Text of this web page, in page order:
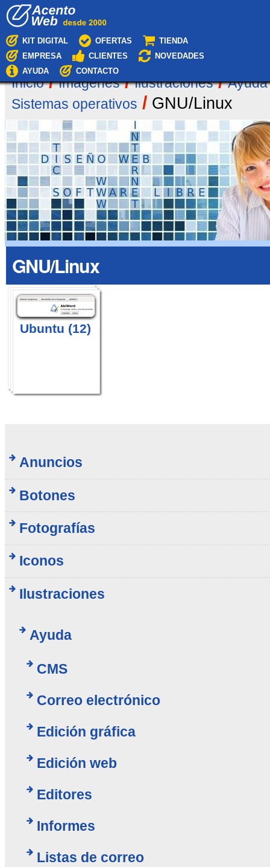
KIT DIGITAL OFERTAS
TIENDA
EMPRESA
CLIENTES
NOVEDADES
AYUDA
CONTACTO
Inicio /Imágenes /Ilustraciones /Ayuda
Sistemas operativos / GNU/Linux
GNU/Linux
Ubuntu (12)
Anuncios
Botones
Fotografías
Iconos
Ilustraciones
Ayuda
CMS
Correo electrónico
Edición gráfica
Edición web
Editores
Informes
Listas de correo